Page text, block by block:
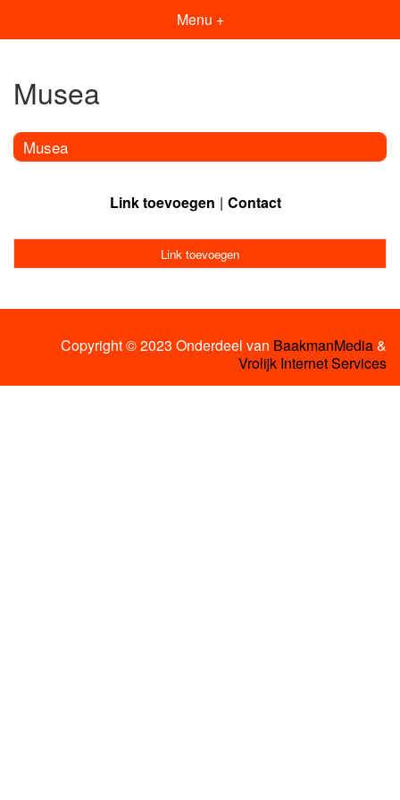
Menu +
Musea
Musea
Link toevoegen Contact
Link toevoegen
Copyright © 2023 Onderdeel van BaakmanMedia&
Vrolijk Internet Services